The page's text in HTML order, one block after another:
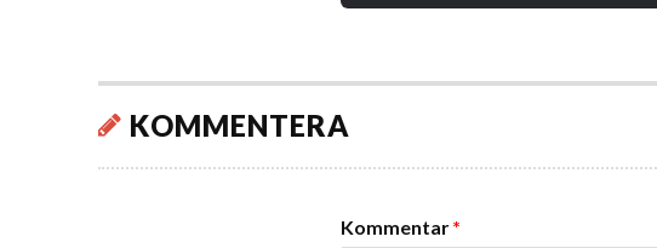
KOMMENTERA
Kommentar*